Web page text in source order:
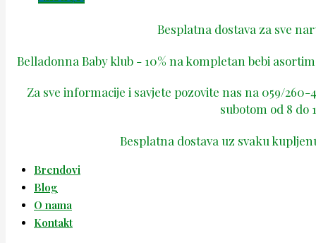
Besplatna dostava za sve
Belladonna Baby klub - 10% na kompletan bebi
Za sve informacije i savjete pozovite nas na 059/
subotom od 8 do
Besplatna dostava uz svaku
Brendovi
Blog
O nama
Kontakt